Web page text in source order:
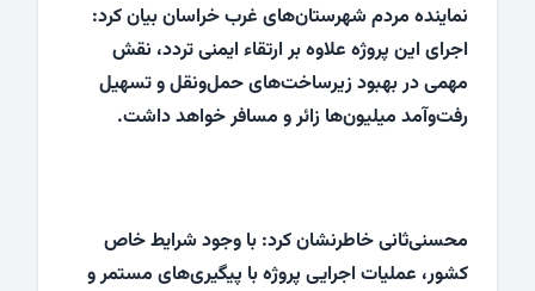
نماینده مردم شهرستان‌های غرب خراسان بیان کرد:
اجرای این پروژه علاوه بر ارتقاء ایمنی تردد، نقش
مهمی در بهبود زیرساخت‌های حمل‌ونقل و تسهیل
رفت‌وآمد میلیون‌ها زائر و مسافر خواهد داشت.
محسنی‌ثانی خاطرنشان کرد: با وجود شرایط خاص
کشور، عملیات اجرایی پروژه با پیگیری‌های مستمر و